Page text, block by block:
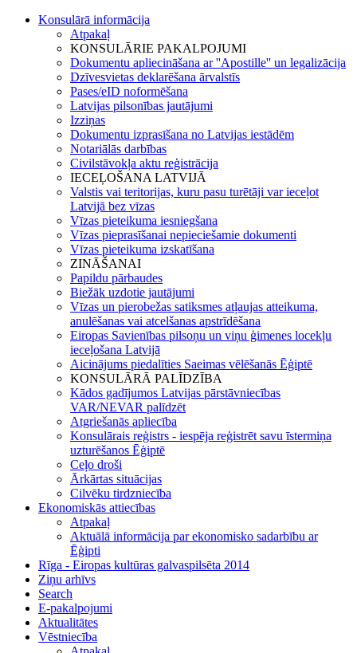
Konsulārā informācija
Atpakaļ
KONSULĀRIE PAKALPOJUMI
Dokumentu apliecināšana ar ''Apostille'' un legalizācija
Dzīvesvietas deklarēšana ārvalstīs
Pases/eID noformēšana
Latvijas pilsonības jautājumi
Izziņas
Dokumentu izprasīšana no Latvijas iestādēm
Notariālās darbības
Civilstāvokļa aktu reģistrācija
IECEĻOŠANA LATVIJĀ
Valstis vai teritorijas, kuru pasu turētāji var ieceļot
Latvijā bez vīzas
Vīzas pieteikuma iesniegšana
Vīzas pieprasīšanai nepieciešamie dokumenti
Vīzas pieteikuma izskatīšana
ZINĀŠANAI
Papildu pārbaudes
Biežāk uzdotie jautājumi
Vīzas un pierobežas satiksmes atļaujas atteikuma,
anulēšanas vai atcelšanas apstrīdēšana
Eiropas Savienības pilsoņu un viņu ģimenes locekļu
ieceļošana Latvijā
Aicinājums piedalīties Saeimas vēlēšanās Ēģiptē
KONSULĀRĀ PALĪDZĪBA
Kādos gadījumos Latvijas pārstāvniecības
VAR/NEVAR palīdzēt
Atgriešanās apliecība
Konsulārais reģistrs - iespēja reģistrēt savu īstermiņa
uzturēšanos Ēģiptē
Ceļo droši
Ārkārtas situācijas
Cilvēku tirdzniecība
Ekonomiskās attiecības
Atpakaļ
Aktuālā informācija par ekonomisko sadarbību ar
Ēģipti
Rīga - Eiropas kultūras galvaspilsēta 2014
Ziņu arhīvs
Search
E-pakalpojumi
Aktualitātes
Vēstniecība